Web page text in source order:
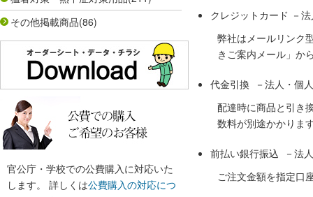
その他掲載商品(86)
官公庁・学校での公費購入に対応いた
します。 詳しくは公費購入の対応につ
クレジットカード －
弊社はメールリンク
きご案内メール」か
代金引換 －法人・個
配達時に商品と引き
数料が別途かかりま
前払い銀行振込 －法
ご注文金額を指定口